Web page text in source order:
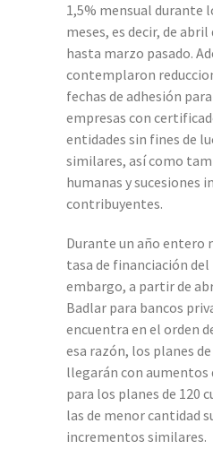
1,5% mensual durante
meses, es decir, de
hasta marzo pasado.
contemplaron
fechas de adhesión
empresas con
entidades sin fines de
similares, así como
humanas y sucesiones
contribuyentes.
Durante un año entero
tasa de financiación del
embargo, a partir de
Badlar para bancos
encuentra en el orden
esa razón, los planes
llegarán con aumentos
para los planes de 120
las de menor cantidad
incrementos similares.